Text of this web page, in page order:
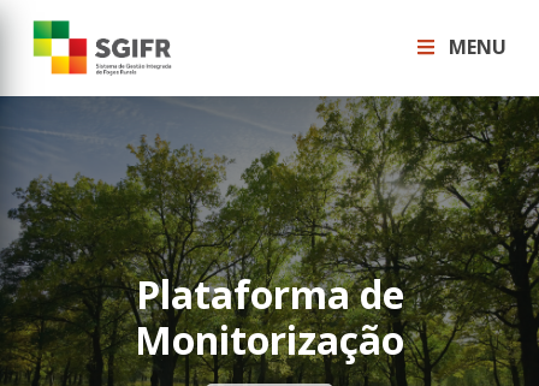
MENU
Plataforma de
Monitorização